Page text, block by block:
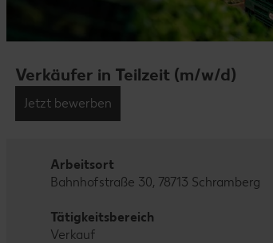
Verkäufer in Teilzeit (m/w/d)
Jetzt bewerben
Arbeitsort
Bahnhofstraße 30, 78713 Schramberg
Tätigkeitsbereich
Verkauf